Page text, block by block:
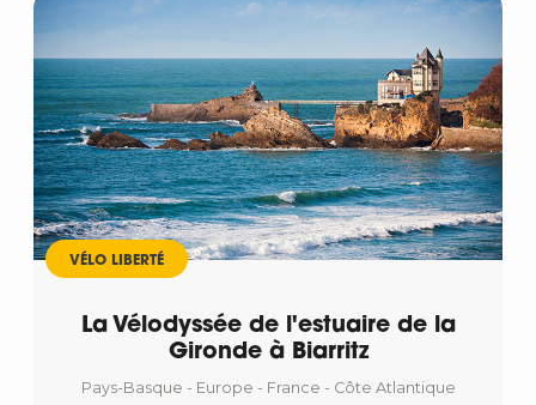
VÉLO LIBERTÉ
La Vélodyssée de l'estuaire de la
Gironde à Biarritz
Pays-Basque - Europe - France - Côte Atlantique